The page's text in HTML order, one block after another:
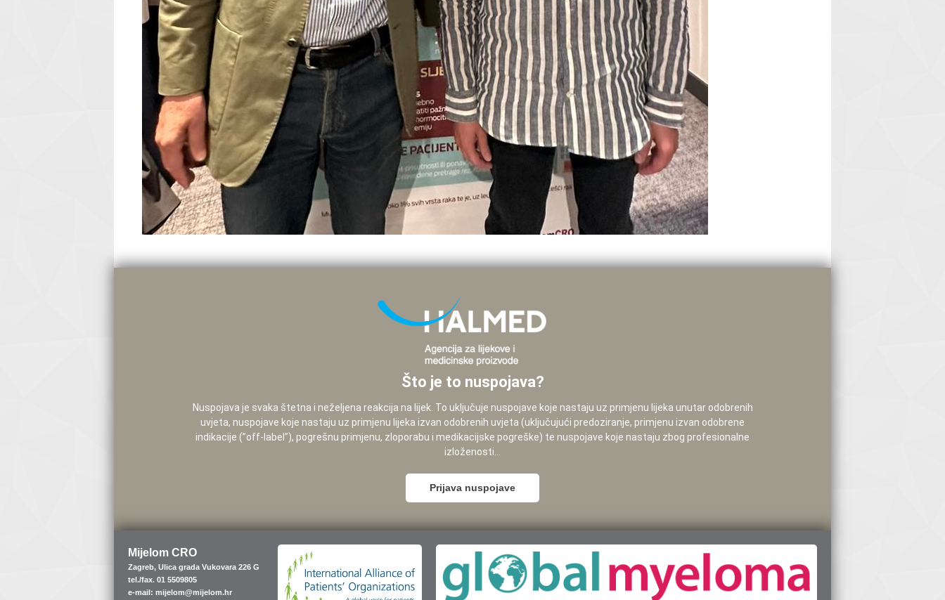
Što je to nuspojava?
Nuspojava je svaka štetna i neželjena reakcija na lijek. To uključuje nuspojave koje nastaju uz primjenu lijeka unutar odobrenih
uvjeta, nuspojave koje nastaju uz primjenu lijeka izvan odobrenih uvjeta (uključujući predoziranje, primjenu izvan odobrene
indikacije (”off-label”), pogrešnu primjenu, zloporabu i medikacijske pogreške) te nuspojave koje nastaju zbog profesionalne
izloženosti...
Prijava nuspojave
Mijelom CRO
Zagreb, Ulica grada Vukovara 226 G
tel./fax. 01 5509805
e-mail: mijelom@mijelom.hr